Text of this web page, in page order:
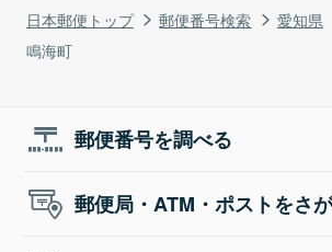
日本郵便トップ 郵便番号検索 愛知県
鳴海町
郵便番号を調べる
郵便局・ATM・ポストをさ